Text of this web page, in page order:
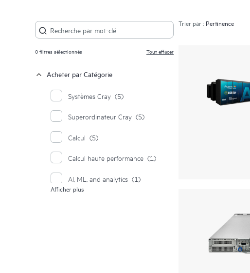
0filtres sélectionnés Tout effacer
Acheter par Catégorie
Systèmes Cray (5)
Superordinateur Cray (5)
Calcul (5)
Calcul haute performance (1)
AI, ML, and analytics (1)
Afficher plus
Trier par :